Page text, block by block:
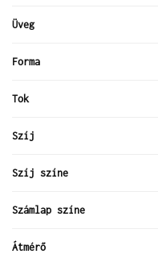
Üveg
Forma
Tok
Szíj
Szíj színe
Számlap színe
Átmérő